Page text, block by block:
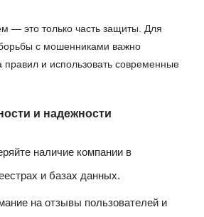
— это только часть защиты. Для
с мошенниками важно
правил и использовать современные
и надежности
наличие компании в
и базах данных.
на отзывы пользователей и